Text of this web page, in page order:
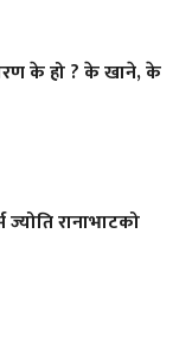
के हो ? के खाने, के
रानाभाटको